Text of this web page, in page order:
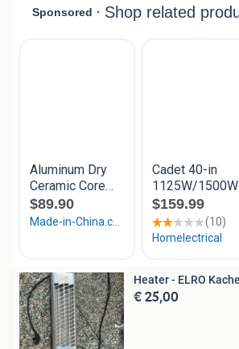
Heater - ELRO Kachel
€ 25,00